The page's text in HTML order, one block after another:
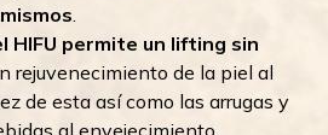
.
HIFU permite un lifting sin
rejuvenecimiento de la piel al
de esta así como las arrugas y